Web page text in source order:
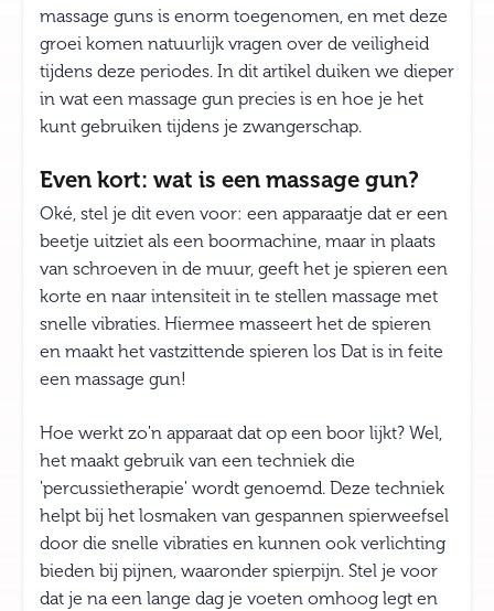
massage guns is enorm toegenomen, en met deze
groei komen natuurlijk vragen over de veiligheid
tijdens deze periodes. In dit artikel duiken we dieper
in wat een massage gun precies is en hoe je het
kunt gebruiken tijdens je zwangerschap.
Even kort: wat is een massage gun?
Oké, stel je dit even voor: een apparaatje dat er een
beetje uitziet als een boormachine, maar in plaats
van schroeven in de muur, geeft het je spieren een
korte en naar intensiteit in te stellen massage met
snelle vibraties. Hiermee masseert het de spieren
en maakt het vastzittende spieren los Dat is in feite
een massage gun!
Hoe werkt zo'n apparaat dat op een boor lijkt? Wel,
het maakt gebruik van een techniek die
'percussietherapie' wordt genoemd. Deze techniek
helpt bij het losmaken van gespannen spierweefsel
door die snelle vibraties en kunnen ook verlichting
bieden bij pijnen, waaronder spierpijn. Stel je voor
dat je na een lange dag je voeten omhoog legt en